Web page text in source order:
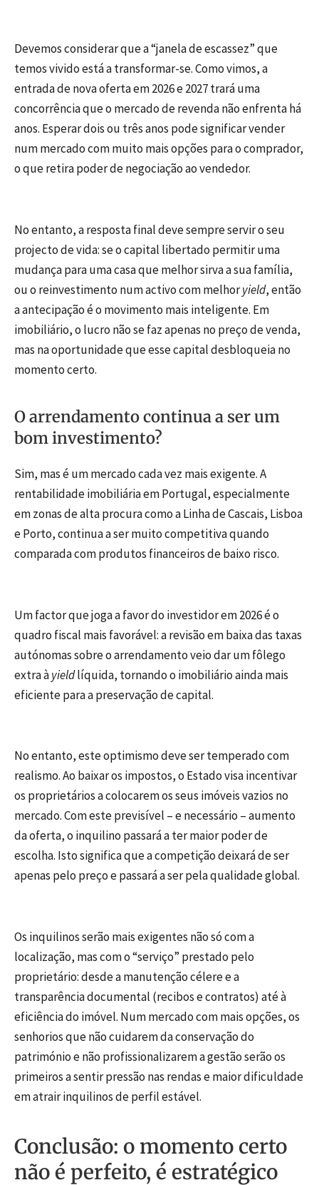
Devemos considerar que a “janela de escassez” que
temos vivido está a transformar-se. Como vimos, a
entrada de nova oferta em 2026 e 2027 trará uma
concorrência que o mercado de revenda não enfrenta há
anos. Esperar dois ou três anos pode significar vender
num mercado com muito mais opções para o comprador,
o que retira poder de negociação ao vendedor.
No entanto, a resposta final deve sempre servir o seu
projecto de vida: se o capital libertado permitir uma
mudança para uma casa que melhor sirva a sua família,
ou o reinvestimento num activo com melhoryield, então
a antecipação é o movimento mais inteligente. Em
imobiliário, o lucro não se faz apenas no preço de venda,
mas na oportunidade que esse capital desbloqueia no
momento certo.
O arrendamento continua a ser um
bom investimento?
Sim, mas é um mercado cada vez mais exigente. A
rentabilidade imobiliária em Portugal, especialmente
em zonas de alta procura como a Linha de Cascais, Lisboa
e Porto, continua a ser muito competitiva quando
comparada com produtos financeiros de baixo risco.
Um factor que joga a favor do investidor em 2026 é o
quadro fiscal mais favorável: a revisão em baixa das taxas
autónomas sobre o arrendamento veio dar um fôlego
extra àyieldlíquida, tornando o imobiliário ainda mais
eficiente para a preservação de capital.
No entanto, este optimismo deve ser temperado com
realismo. Ao baixar os impostos, o Estado visa incentivar
os proprietários a colocarem os seus imóveis vazios no
mercado. Com este previsível – e necessário – aumento
da oferta, o inquilino passará a ter maior poder de
escolha. Isto significa que a competição deixará de ser
apenas pelo preço e passará a ser pela qualidade global.
Os inquilinos serão mais exigentes não só com a
localização, mas com o “serviço” prestado pelo
proprietário: desde a manutenção célere e a
transparência documental (recibos e contratos) até à
eficiência do imóvel. Num mercado com mais opções, os
senhorios que não cuidarem da conservação do
património e não profissionalizarem a gestão serão os
primeiros a sentir pressão nas rendas e maior dificuldade
em atrair inquilinos de perfil estável.
Conclusão: o momento certo
não é perfeito, é estratégico